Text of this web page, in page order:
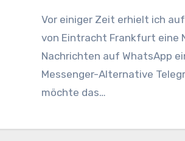
Vor einiger Zeit erhielt ich
von Eintracht Frankfurt eine
Nachrichten auf WhatsApp
Messenger-Alternative
möchte das…